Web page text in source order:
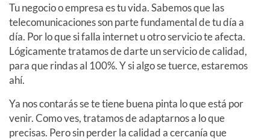
Tu negocio o empresa es tu vida. Sabemos que las
telecomunicaciones son parte fundamental de tu día a
día. Por lo que si falla internet u otro servicio te afecta.
Lógicamente tratamos de darte un servicio de calidad,
para que rindas al 100%. Y si algo se tuerce, estaremos
ahí.
Ya nos contarás se te tiene buena pinta lo que está por
venir. Como ves, tratamos de adaptarnos a lo que
precisas. Pero sin perder la calidad a cercanía que